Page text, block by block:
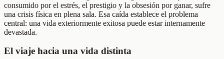
consumido por el estrés, el prestigio y la obsesión por ganar, sufre
una crisis física en plena sala. Esa caída establece el problema
central: una vida exteriormente exitosa puede estar internamente
devastada.
El viaje hacia una vida distinta